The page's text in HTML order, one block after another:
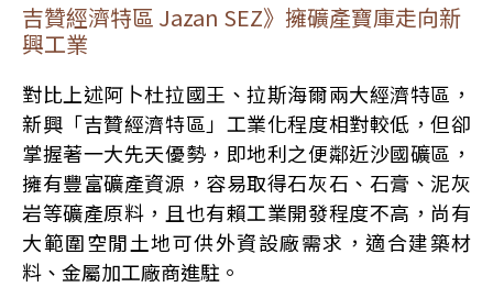
吉贊經濟特區 Jazan SEZ》擁礦產寶庫走向新
興工業
對比上述阿卜杜拉國王、拉斯海爾兩大經濟特區，
新興「吉贊經濟特區」工業化程度相對較低，但卻
掌握著一大先天優勢，即地利之便鄰近沙國礦區，
擁有豐富礦產資源，容易取得石灰石、石膏、泥灰
岩等礦產原料，且也有賴工業開發程度不高，尚有
大範圍空閒土地可供外資設廠需求，適合建築材
料、金屬加工廠商進駐。